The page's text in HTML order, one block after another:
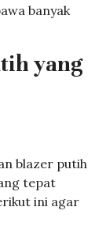
banyak
yang
blazer putih
tepat
ini agar